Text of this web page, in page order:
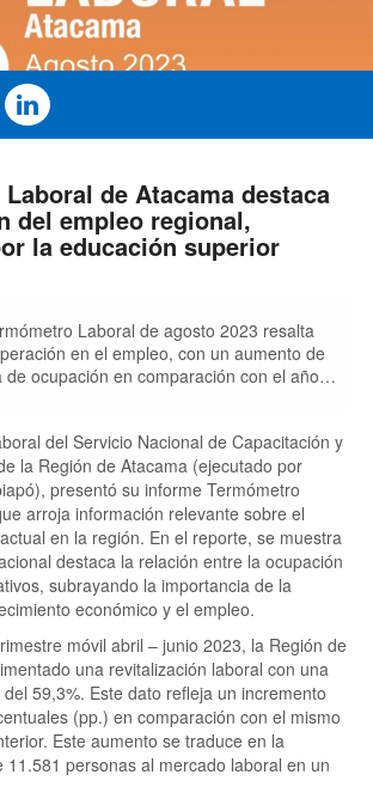
de Atacama destaca
del empleo regional,
la educación superior
Laboral de agosto 2023 resalta
en el empleo, con un aumento de
ocupación en comparación con el año
superior técnica completa y de 2,8
con educación superior profesional
del Servicio Nacional de Capacitación y
la Región de Atacama (ejecutado por
presentó su informe Termómetro
arroja información relevante sobre el
en la región. En el reporte, se muestra
destaca la relación entre la ocupación
subrayando la importancia de la
económico y el empleo.
móvil abril – junio 2023, la Región de
una revitalización laboral con una
59,3%. Este dato refleja un incremento
(pp.) en comparación con el mismo
Este aumento se traduce en la
11.581 personas al mercado laboral en un